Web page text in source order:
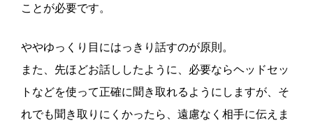
ことが必要です。
ややゆっくり目にはっきり話すのが原則。
また、先ほどお話ししたように、必要ならヘッドセッ
トなどを使って正確に聞き取れるようにしますが、そ
れでも聞き取りにくかったら、遠慮なく相手に伝えま